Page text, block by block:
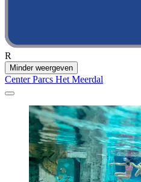
R
Minder weergeven
Center Parcs Het Meerdal